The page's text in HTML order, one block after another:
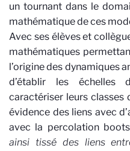
un tournant dans le
mathématique de ces
Avec ses élèves et
mathématiques
l’origine des dynamiques
d’établir les échelles
caractériser leurs classes
évidence des liens avec
avec la percolation
ainsi tissé des liens